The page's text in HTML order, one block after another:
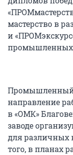
мастерство в
и
промышленных
Промышленный
направление
в «ОМК»
заводе
для различных
того, в планах